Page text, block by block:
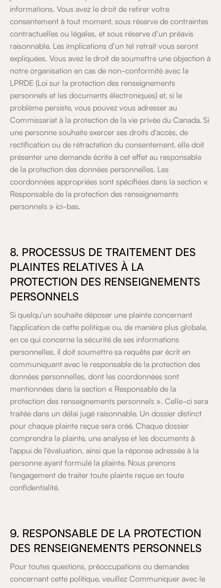
informations. Vous avez le droit de retirer votre
consentement à tout moment, sous réserve de contraintes
contractuelles ou légales, et sous réserve d’un préavis
raisonnable. Les implications d’un tel retrait vous seront
expliquées. Vous avez le droit de soumettre une objection à
notre organisation en cas de non-conformité avec la
LPRDE (Loi sur la protection des renseignements
personnels et les documents électroniques) et, si le
problème persiste, vous pouvez vous adresser au
Commissariat à la protection de la vie privée du Canada. Si
une personne souhaite exercer ses droits d’accès, de
rectification ou de rétractation du consentement, elle doit
présenter une demande écrite à cet effet au responsable
de la protection des données personnelles. Les
coordonnées appropriées sont spécifiées dans la section «
Responsable de la protection des renseignements
personnels » ici-bas.
8. PROCESSUS DE TRAITEMENT DES
PLAINTES RELATIVES À LA
PROTECTION DES RENSEIGNEMENTS
PERSONNELS
Si quelqu’un souhaite déposer une plainte concernant
l’application de cette politique ou, de manière plus globale,
en ce qui concerne la sécurité de ses informations
personnelles, il doit soumettre sa requête par écrit en
communiquant avec le responsable de la protection des
données personnelles, dont les coordonnées sont
mentionnées dans la section « Responsable de la
protection des renseignements personnels ». Celle-ci sera
traitée dans un délai jugé raisonnable. Un dossier distinct
pour chaque plainte reçue sera créé. Chaque dossier
comprendra la plainte, une analyse et les documents à
l’appui de l’évaluation, ainsi que la réponse adressée à la
personne ayant formulé la plainte. Nous prenons
l’engagement de traiter toute plainte reçue en toute
confidentialité.
9. RESPONSABLE DE LA PROTECTION
DES RENSEIGNEMENTS PERSONNELS
Pour toutes questions, préoccupations ou demandes
concernant cette politique, veuillez Communiquer avec le